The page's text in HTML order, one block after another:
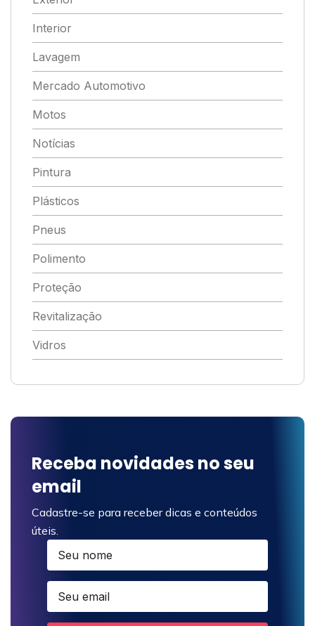
Interior
Lavagem
Mercado Automotivo
Motos
Notícias
Pintura
Plásticos
Pneus
Polimento
Proteção
Revitalização
Vidros
Receba novidades no seu
email
Cadastre-se para receber dicas e conteúdos
úteis.